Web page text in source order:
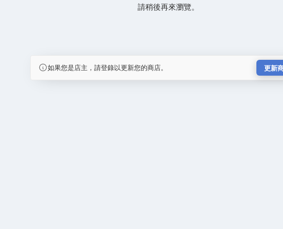
請稍後再來瀏覽。
如果您是店主，請登錄以更新您的商店。 更新